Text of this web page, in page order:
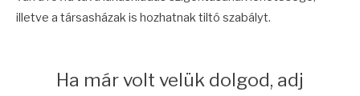
illetve a társasházak is hozhatnak tiltó szabályt.
Ha már volt velük dolgod, adj